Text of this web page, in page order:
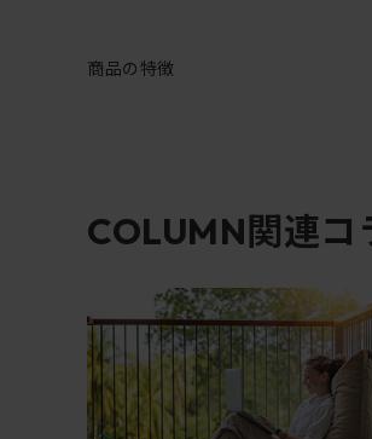
商品の特徴
COLUMN関連コ